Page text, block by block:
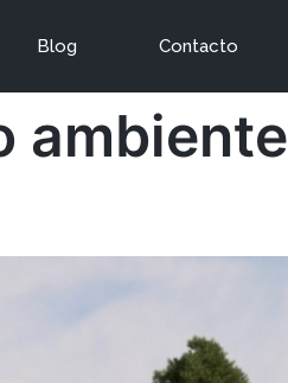
Blog Contacto
ambiente